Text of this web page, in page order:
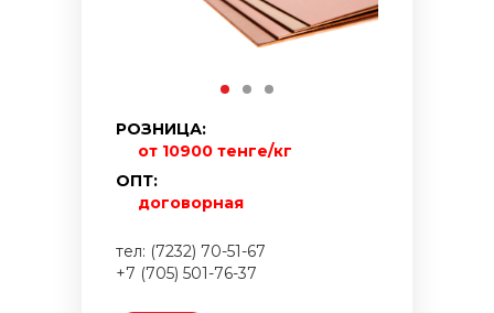
РОЗНИЦА:
от 10900 тенге/кг
ОПТ:
договорная
тел: (7232) 70-51-67
+7 (705) 501-76-37